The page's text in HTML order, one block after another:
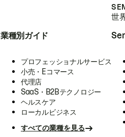
世
業種別ガイド
プロフェッショナルサービス
小売・Eコマース
代理店
SaaS・B2Bテクノロジー
ヘルスケア
ローカルビジネス
すべての業種を見る